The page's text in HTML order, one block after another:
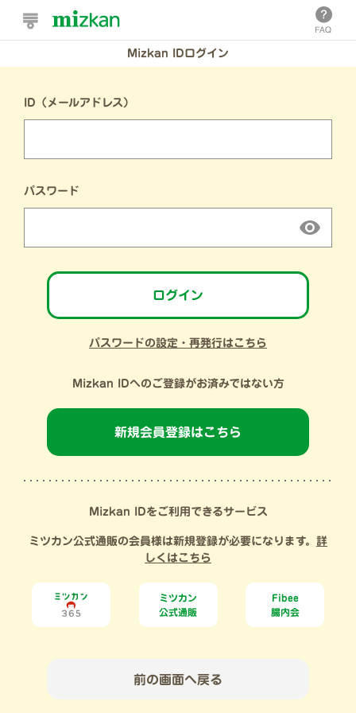
Mizkan IDログイン
ID（メールアドレス）
パスワード
ログイン
パスワードの設定・再発行はこちら
Mizkan IDへのご登録がお済みではない方
新規会員登録はこちら
Mizkan IDをご利用できるサービス
ミツカン公式通販の会員様は新規登録が必要になります。 詳
しくはこちら
ミツカン
公式通販
Fibee
腸内会
前の画面へ戻る